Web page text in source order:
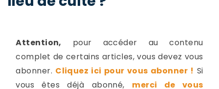
Attention, pour accéder au contenu
complet de certains articles, vous devez vous
abonner. Cliquez ici pour vous abonner ! Si
vous êtes déjà abonné, merci de vous